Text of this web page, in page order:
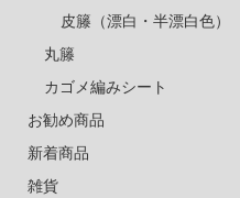
皮籐（漂白・半漂白色）
丸籐
カゴメ編みシート
お勧め商品
新着商品
雑貨